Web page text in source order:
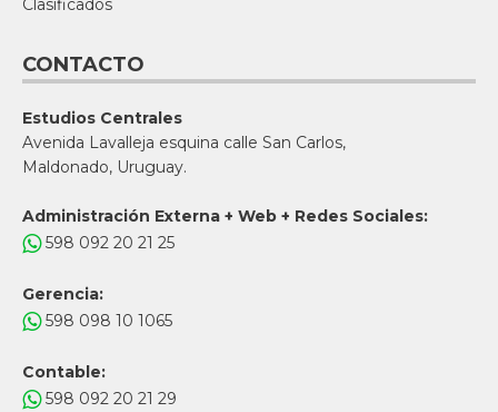
Clasificados
CONTACTO
Estudios Centrales
Avenida Lavalleja esquina calle San Carlos,
Maldonado, Uruguay.
Administración Externa + Web + Redes Sociales:
598 092 20 21 25
Gerencia:
598 098 10 1065
Contable:
598 092 20 21 29